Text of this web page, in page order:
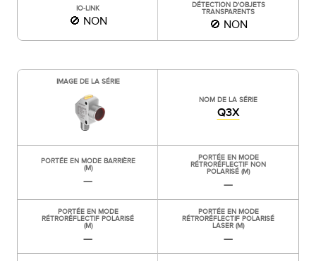
IO-LINK
🚫 NON
DÉTECTION D'OBJETS
TRANSPARENTS
🚫 NON
IMAGE DE LA SÉRIE
NOM DE LA SÉRIE
Q3X
PORTÉE EN MODE BARRIÈRE
(M)
—
PORTÉE EN MODE
RÉTRORÉFLECTIF NON
POLARISÉ (M)
—
PORTÉE EN MODE
RÉTRORÉFLECTIF POLARISÉ
(M)
—
PORTÉE EN MODE
RÉTRORÉFLECTIF POLARISÉ
LASER (M)
—